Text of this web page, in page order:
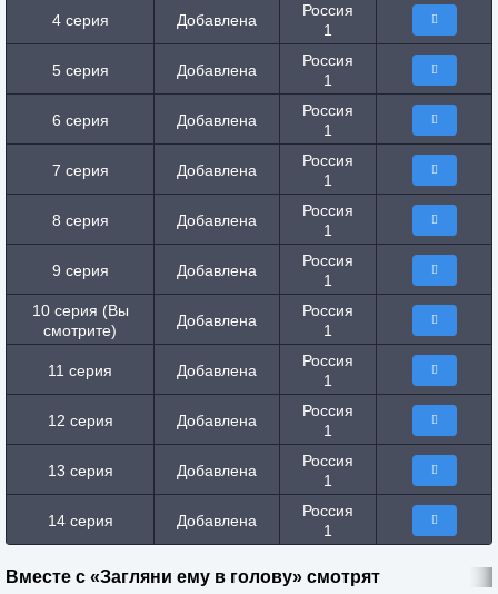
4 серия Добавлена
Россия
1
5 серия Добавлена
Россия
1
6 серия Добавлена
Россия
1
7 серия Добавлена
Россия
1
8 серия Добавлена
Россия
1
9 серия Добавлена
Россия
1
10 серия (Вы
смотрите)
Добавлена
Россия
1
11 серия Добавлена
Россия
1
12 серия Добавлена
Россия
1
13 серия Добавлена
Россия
1
14 серия Добавлена
Россия
1
Вместе с «Загляни ему в голову» смотрят